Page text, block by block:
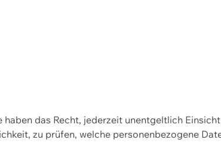
haben das Recht, jederzeit unentgeltlich
zu prüfen, welche personenbezogene